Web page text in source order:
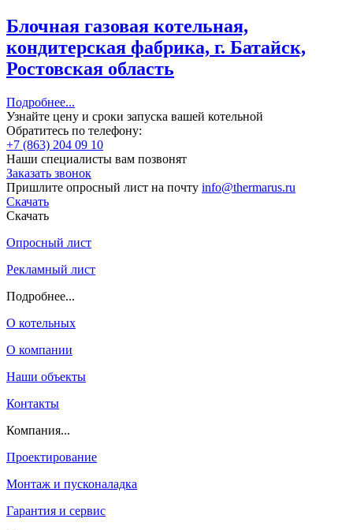
Блочная газовая котельная,
кондитерская фабрика, г. Батайск,
Ростовская область
Подробнее...
Узнайте цену и сроки запуска вашей котельной
Обратитесь по телефону:
+7 (863) 204 09 10
Наши специалисты вам позвонят
Заказать звонок
Пришлите опросный лист на почту info@thermarus.ru
Скачать
Скачать
Опросный лист
Рекламный лист
Подробнее...
О котельных
О компании
Наши объекты
Контакты
Компания...
Проектирование
Монтаж и пусконаладка
Гарантия и сервис